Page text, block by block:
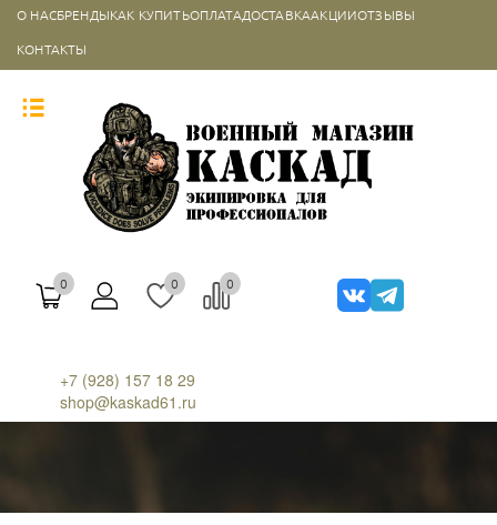
О НАСБРЕНДЫКАК КУПИТЬОПЛАТАДОСТАВКААКЦИИОТЗЫВЫ
КОНТАКТЫ
0 0 0
+7 (928) 157 18 29
shop@kaskad61.ru